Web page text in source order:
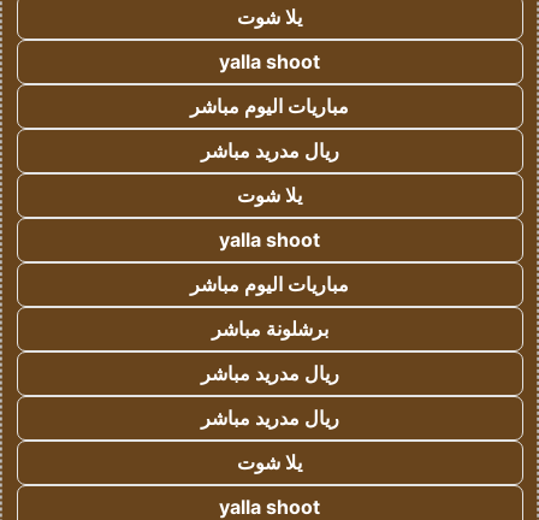
يلا شوت
yalla shoot
مباريات اليوم مباشر
ريال مدريد مباشر
يلا شوت
yalla shoot
مباريات اليوم مباشر
برشلونة مباشر
ريال مدريد مباشر
ريال مدريد مباشر
يلا شوت
yalla shoot